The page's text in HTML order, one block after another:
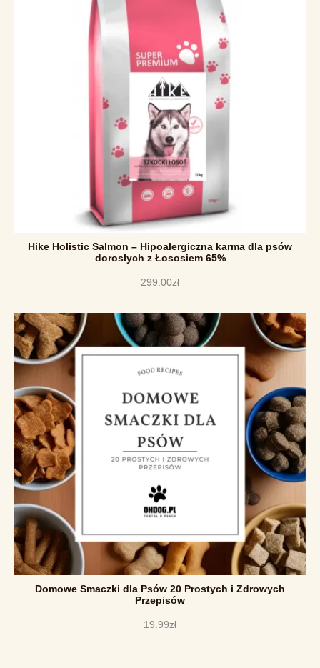
Hike Holistic Salmon – Hipoalergiczna karma dla psów
dorosłych z Łososiem 65%
299.00zł
Domowe Smaczki dla Psów 20 Prostych i Zdrowych
Przepisów
19.99zł